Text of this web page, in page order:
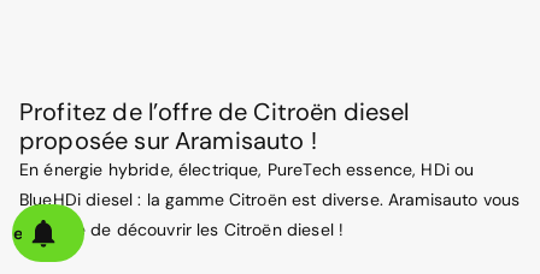
Profitez de l’offre de Citroën diesel
proposée sur Aramisauto !
En énergie hybride, électrique, PureTech essence, HDi ou
BlueHDi diesel : la gamme Citroën est diverse. Aramisauto vous
propose de découvrir les Citroën diesel !